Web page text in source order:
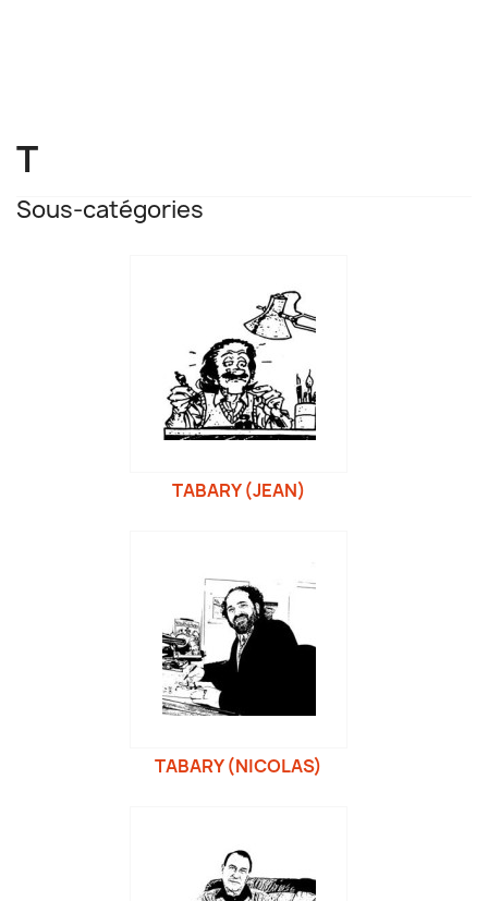
T
Sous-catégories
TABARY (JEAN)
TABARY (NICOLAS)